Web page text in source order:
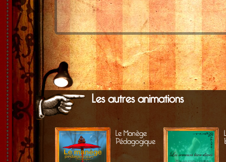
Les autres animations
Le Manège
Pédagogique